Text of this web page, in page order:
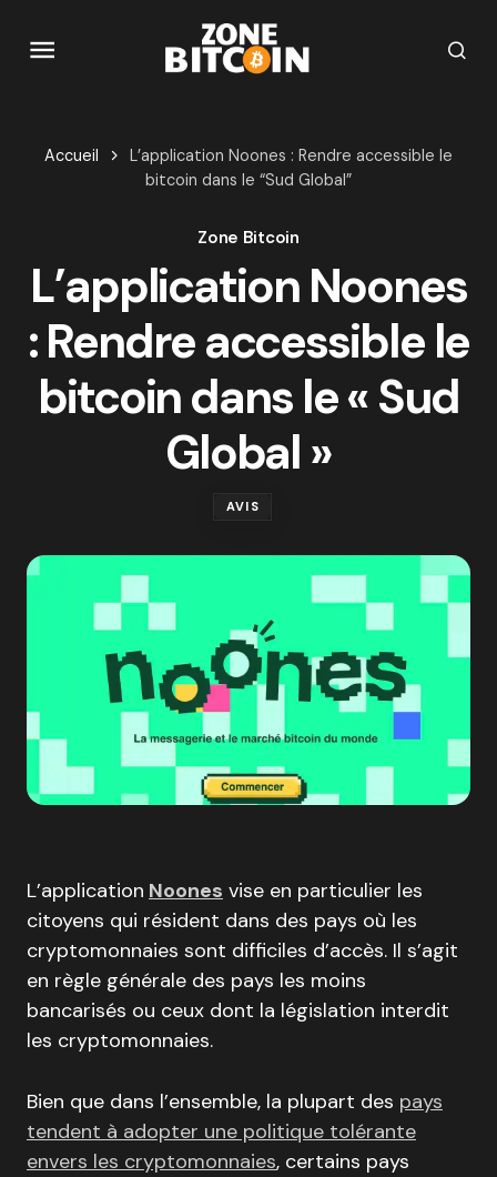
Accueil
L’application Noones : Rendre accessible le
bitcoin dans le “Sud Global”
Zone Bitcoin
L’application Noones
: Rendre accessible le
bitcoin dans le « Sud
Global »
AVIS
L’application Noones vise en particulier les
citoyens qui résident dans des pays où les
cryptomonnaies sont difficiles d’accès. Il s’agit
en règle générale des pays les moins
bancarisés ou ceux dont la législation interdit
les cryptomonnaies.
Bien que dans l’ensemble, la plupart des pays
tendent à adopter une politique tolérante
envers les cryptomonnaies, certains pays